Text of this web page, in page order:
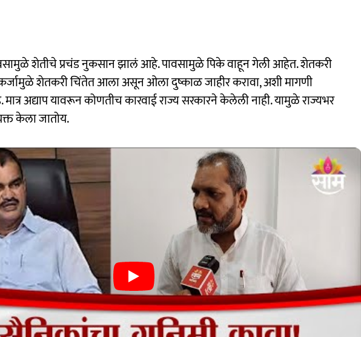
शेतीचे प्रचंड नुकसान झालं आहे. पावसामुळे पिके वाहून गेली आहेत. शेतकरी
शेतकरी चिंतेत आला असून ओला दुष्काळ जाहीर करावा, अशी मागणी
अद्याप यावरून कोणतीच कारवाई राज्य सरकारने केलेली नाही. यामुळे राज्यभर
केला जातोय.